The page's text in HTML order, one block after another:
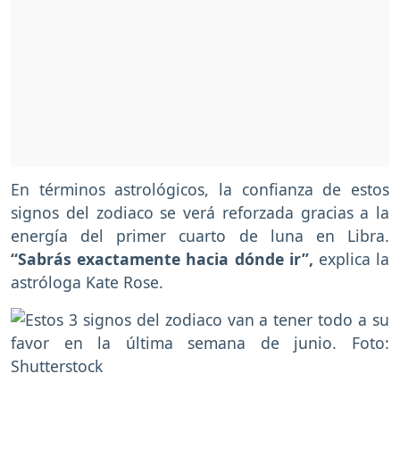
En términos astrológicos, la confianza de estos
signos del zodiaco se verá reforzada gracias a la
energía del primer cuarto de luna en Libra.
“Sabrás exactamente hacia dónde ir”, explica la
astróloga Kate Rose.